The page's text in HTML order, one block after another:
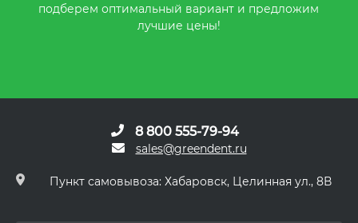
подберем оптимальный вариант и предложим
лучшие цены!
8 800 555-79-94
sales@greendent.ru
Пункт самовывоза: Хабаровск, Целинная ул., 8В